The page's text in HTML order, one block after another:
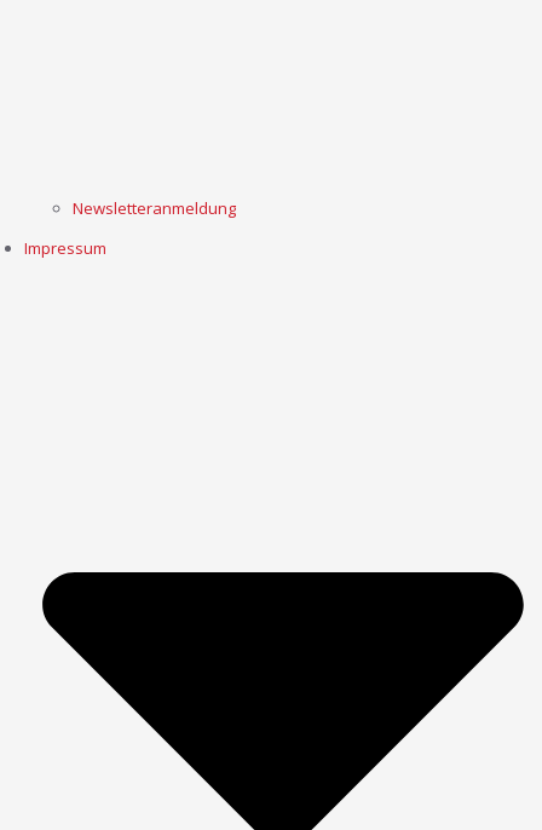
Newsletteranmeldung
Impressum